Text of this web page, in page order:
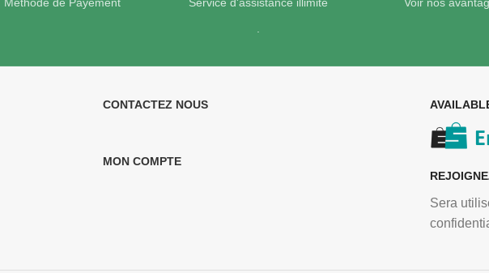
CONTACTEZ NOUS
MON COMPTE
Sera